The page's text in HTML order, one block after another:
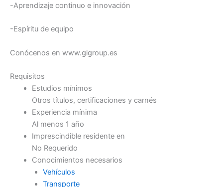
-Aprendizaje continuo e innovación
-Espíritu de equipo
Conócenos en www.gigroup.es
Requisitos
Estudios mínimos
Otros títulos, certificaciones y carnés
Experiencia mínima
Al menos 1 año
Imprescindible residente en
No Requerido
Conocimientos necesarios
Vehículos
Transporte